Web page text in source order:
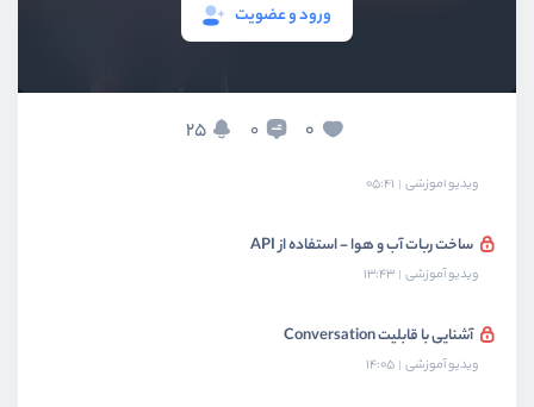
ورود و عضویت
0
0
25
ویدیو آموزشی 09:35
ویدیو آموزشی 05:41
ساخت ربات آب و هوا - استفاده از API
ویدیو آموزشی 13:43
آشنایی با قابلیت Conversation
ویدیو آموزشی 14:05